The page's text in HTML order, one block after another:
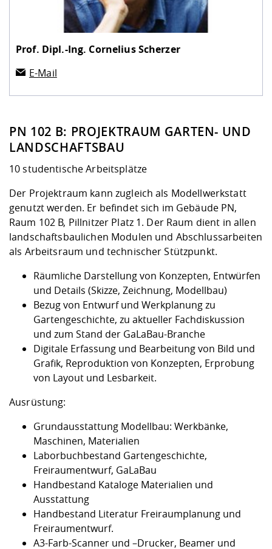
PN 102 B: PROJEKTRAUM GARTEN- UND
LANDSCHAFTSBAU
10 studentische Arbeitsplätze
Der Projektraum kann zugleich als Modellwerkstatt
genutzt werden. Er befindet sich im Gebäude PN,
Raum 102 B, Pillnitzer Platz 1. Der Raum dient in allen
landschaftsbaulichen Modulen und Abschlussarbeiten
als Arbeitsraum und technischer Stützpunkt.
Räumliche Darstellung von Konzepten, Entwürfen
und Details (Skizze, Zeichnung, Modellbau)
Bezug von Entwurf und Werkplanung zu
Gartengeschichte, zu aktueller Fachdiskussion
und zum Stand der GaLaBau-Branche
Digitale Erfassung und Bearbeitung von Bild und
Grafik, Reproduktion von Konzepten, Erprobung
von Layout und Lesbarkeit.
Ausrüstung:
Grundausstattung Modellbau: Werkbänke,
Maschinen, Materialien
Laborbuchbestand Gartengeschichte,
Freiraumentwurf, GaLaBau
Handbestand Kataloge Materialien und
Ausstattung
Handbestand Literatur Freiraumplanung und
Freiraumentwurf.
A3-Farb-Scanner und –Drucker, Beamer und
Prof. Dipl.-Ing. Cornelius Scherzer
E-Mail